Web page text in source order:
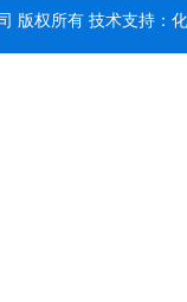
版权所有 技术支持：